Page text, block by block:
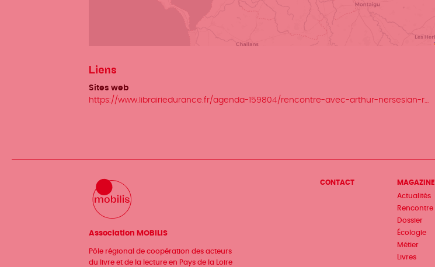
Liens
Sites web
https://www.librairiedurance.fr/agenda-159804/rencontre-avec-arthur-nersesian-r…
Association MOBILIS
Pôle régional de coopération des acteurs
du livre et de la lecture en Pays de la Loire
Menu
CONTACT
MAGAZINE
Actualités
Rencontre
Dossier
Écologie
Métier
Livres